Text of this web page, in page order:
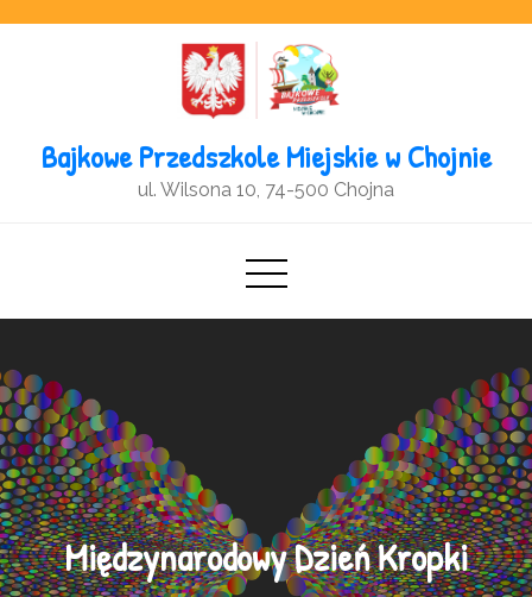
Bajkowe Przedszkole Miejskie w Chojnie
ul. Wilsona 10, 74-500 Chojna
Międzynarodowy Dzień Kropki